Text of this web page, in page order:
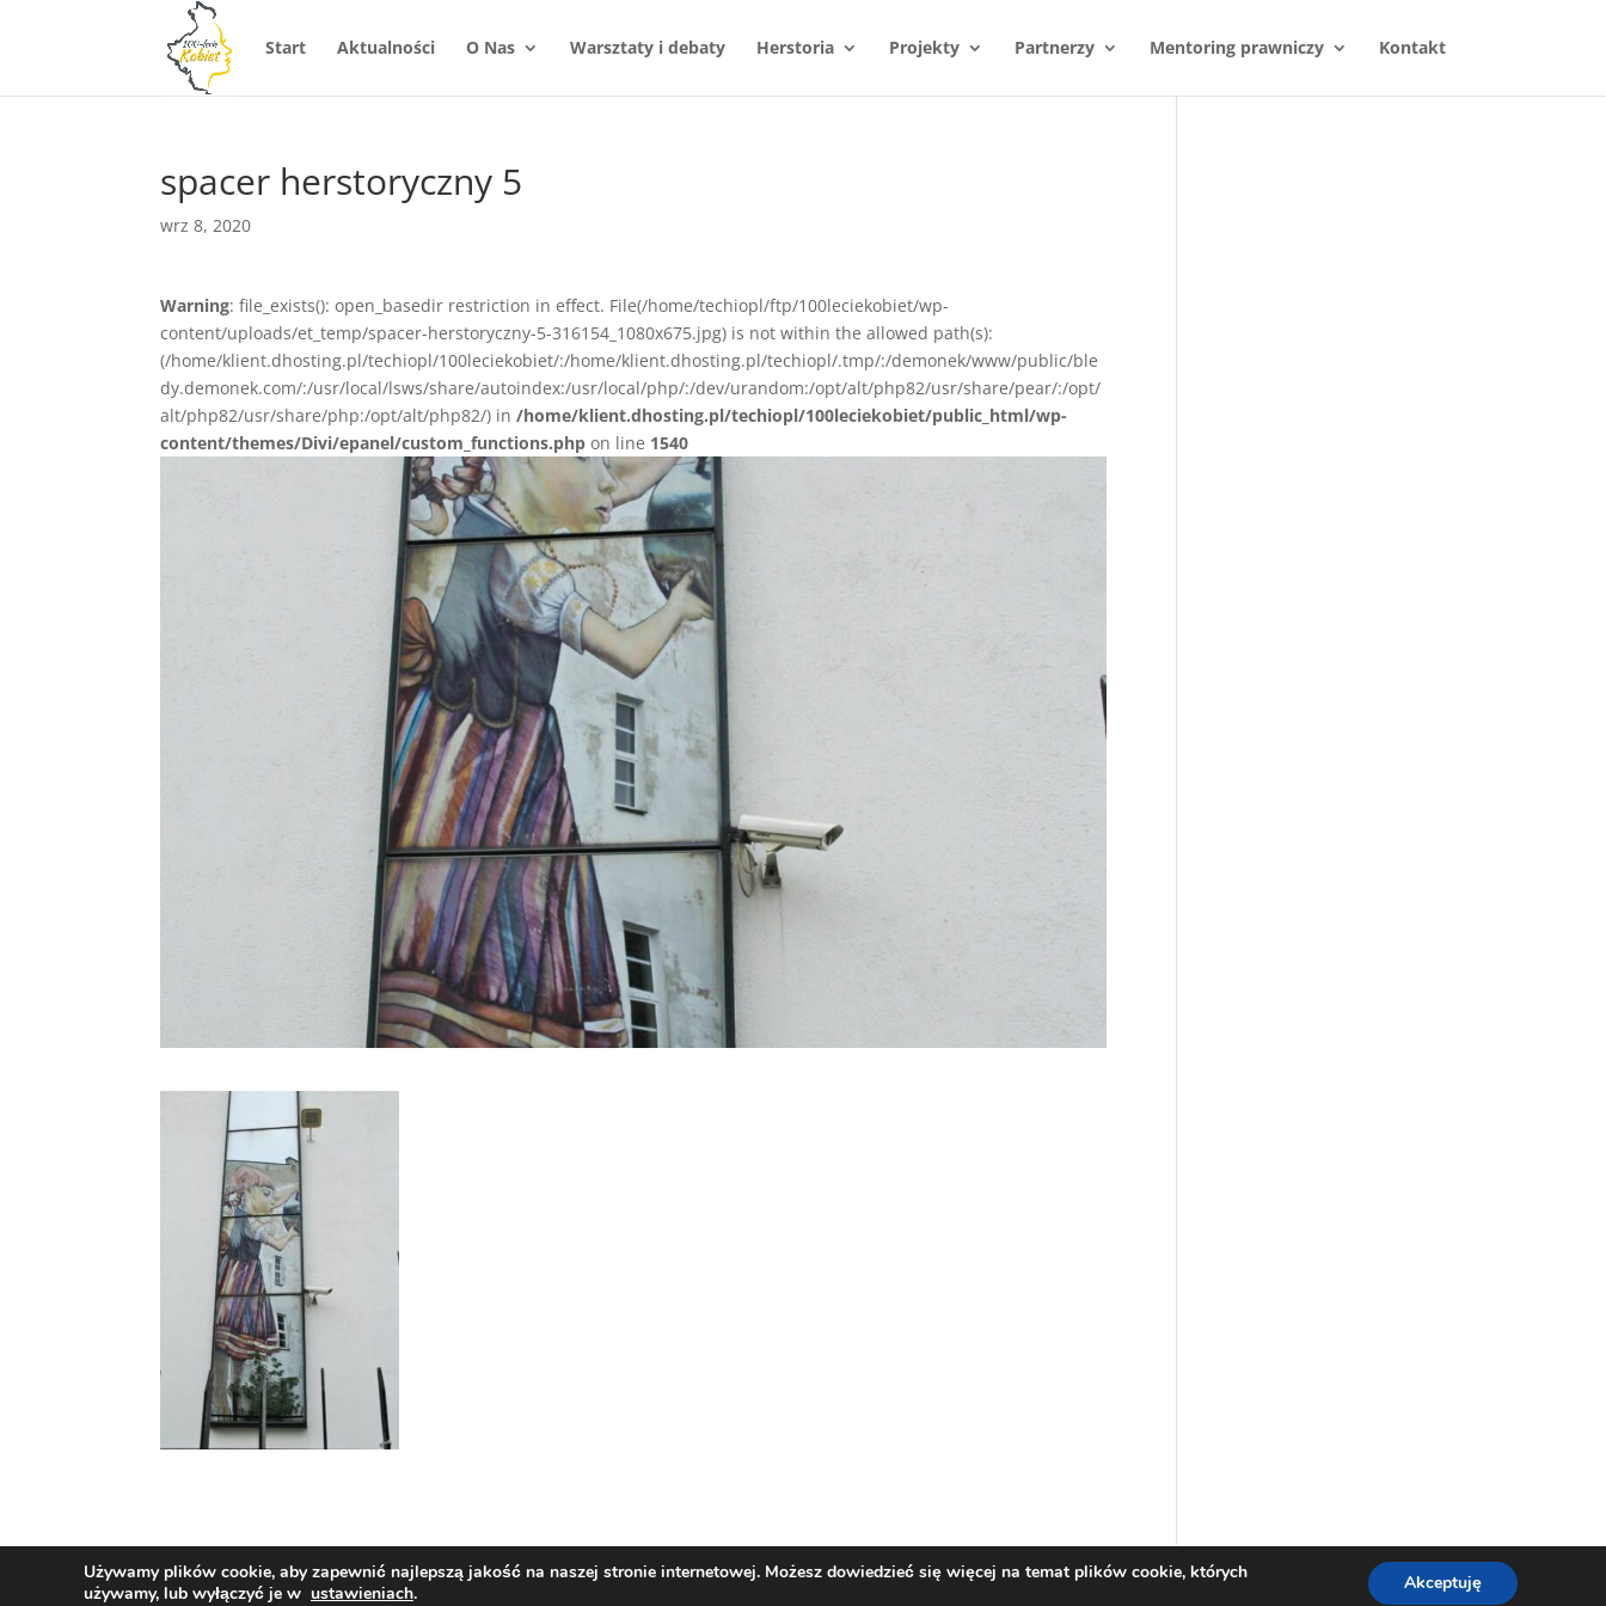
Start Aktualności O Nas Warsztaty i debaty Herstoria Projekty Partnerzy Mentoring prawniczy Kontakt
spacer herstoryczny 5
wrz 8, 2020
Warning: file_exists(): open_basedir restriction in effect. File(/home/techiopl/ftp/100leciekobiet/wp-
content/uploads/et_temp/spacer-herstoryczny-5-316154_1080x675.jpg) is not within the allowed path(s):
(/home/klient.dhosting.pl/techiopl/100leciekobiet/:/home/klient.dhosting.pl/techiopl/.tmp/:/demonek/www/public/ble
dy.demonek.com/:/usr/local/lsws/share/autoindex:/usr/local/php/:/dev/urandom:/opt/alt/php82/usr/share/pear/:/opt/
alt/php82/usr/share/php:/opt/alt/php82/) in/home/klient.dhosting.pl/techiopl/100leciekobiet/public_html/wp-
content/themes/Divi/epanel/custom_functions.php on line 1540
Zaprojektowane przez Techio.pl
Używamy plików cookie, aby zapewnić najlepszą jakość na naszej stronie internetowej. Możesz dowiedzieć się więcej na temat plików cookie, których
używamy, lub wyłączyć je w ustawieniach. Akceptuję